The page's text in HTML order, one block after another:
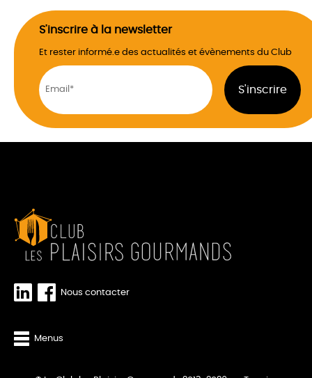
S'inscrire à la newsletter
Et rester informé.e des actualités et évènements du Club
Nous contacter
Menus